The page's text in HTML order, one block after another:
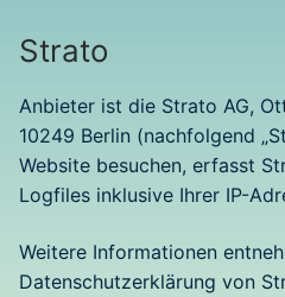
Strato
Anbieter ist die Strato AG,
10249 Berlin (nachfolgend
Website besuchen, erfasst
Logfiles inklusive Ihrer IP-
Weitere Informationen
Datenschutzerklärung von